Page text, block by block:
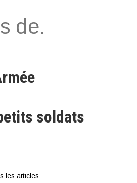
de.
soldats
les articles